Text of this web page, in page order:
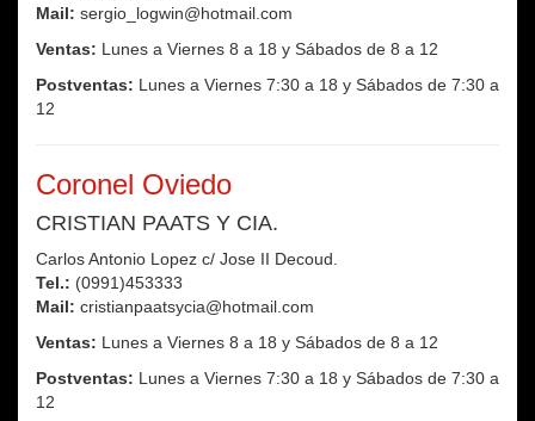
Mail: sergio_logwin@hotmail.com
Ventas: Lunes a Viernes 8 a 18 y Sábados de 8 a 12
Postventas: Lunes a Viernes 7:30 a 18 y Sábados de 7:30 a
12
Coronel Oviedo
CRISTIAN PAATS Y CIA.
Carlos Antonio Lopez c/ Jose II Decoud.
Tel.: (0991)453333
Mail: cristianpaatsycia@hotmail.com
Ventas: Lunes a Viernes 8 a 18 y Sábados de 8 a 12
Postventas: Lunes a Viernes 7:30 a 18 y Sábados de 7:30 a
12